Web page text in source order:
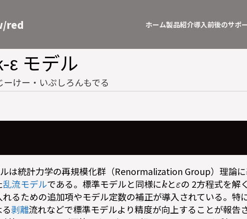
red ホーム製品紹介導入前後のサポ
ε モデル
ーけー・いぷしろんもでる
は統計力学の再規模化群（Renormalization Group）理論
乱流モデルである。標準モデルと同様に
k
と
ε
の 2方程式を解
るための追加項やモデル定数の補正が導入されている。特
剥離流れなどで標準モデルより精度が向上することが報告